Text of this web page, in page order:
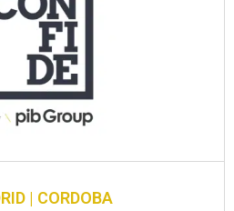
| CORDOBA